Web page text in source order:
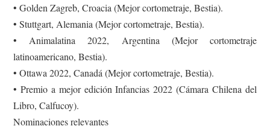
• Golden Zagreb, Croacia (Mejor cortometraje, Bestia).
• Stuttgart, Alemania (Mejor cortometraje, Bestia).
• Animalatina 2022, Argentina (Mejor cortometraje
latinoamericano, Bestia).
• Ottawa 2022, Canadá (Mejor cortometraje, Bestia).
• Premio a mejor edición Infancias 2022 (Cámara Chilena del
Libro, Calfucoy).
Nominaciones relevantes